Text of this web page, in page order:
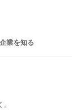
企業を知る